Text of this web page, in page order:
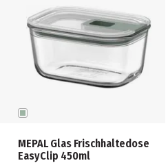
MEPAL Glas Frischhaltedose
EasyClip 450ml